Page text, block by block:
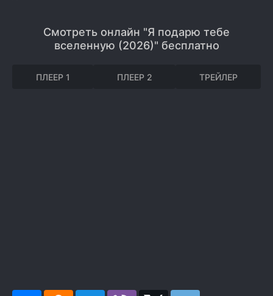
Смотреть онлайн "Я подарю тебе
вселенную (2026)" бесплатно
ПЛЕЕР 1 ПЛЕЕР 2 ТРЕЙЛЕР